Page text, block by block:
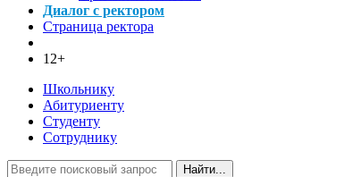
Диалог с ректором
Страница ректора
12+
Школьнику
Абитуриенту
Студенту
Сотруднику
Найти...